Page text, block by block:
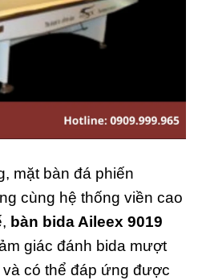
mặt bàn đá phiến
cùng hệ thống viền cao
bàn bida Aileex 9019
giác đánh bida mượt
có thể đáp ứng được